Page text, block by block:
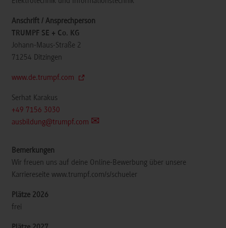
TRUMPF SE + Co. KG
Johann-Maus-Straße 2
71254 Ditzingen
www.de.trumpf.com
Serhat Karakus
+49 7156 3030
ausbildung@trumpf.com
Wir freuen uns auf deine Online-Bewerbung über unsere
Karriereseite www.trumpf.com/s/schueler
frei